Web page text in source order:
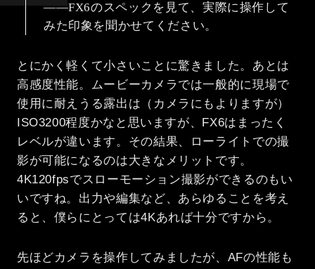
――FX6のスペックを見て、実際に操作して
みた印象を聞かせてください。
とにかく軽くて小さいことに驚きました。あとは
高感度性能。ムービーカメラでは一般的に現場で
使用に耐えうる露出は（カメラにもよりますが）
ISO3200程度かなと思いますが、FX6はまったく
レベルが違います。その結果、ローライトでの撮
影が可能になるのは大きなメリットです。
4K120fpsでスローモーション撮影ができるのもい
いですね。出力や編集など、あらゆることを考え
ると、僕らにとっては4Kあれば十分ですから。
先ほどカメラを操作してみましたが、AFの性能も